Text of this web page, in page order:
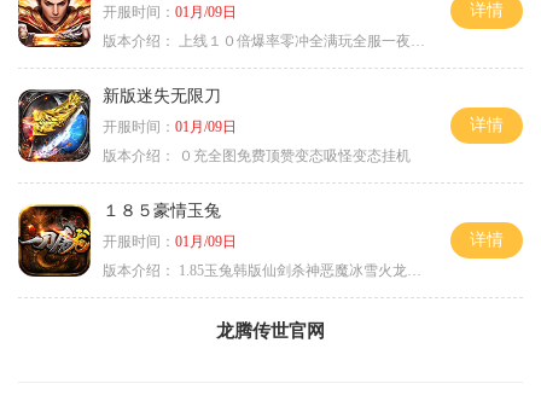
开服时间： 01月/09日
版本介绍：
上线１０倍爆率零冲全满玩全服一夜终极
详情
新版迷失无限刀
开服时间： 01月/09日
版本介绍：
０充全图免费顶赞变态吸怪变态挂机
详情
１８５豪情玉兔
开服时间： 01月/09日
版本介绍：
1.85玉兔韩版仙剑杀神恶魔冰雪火龙神器专属
详情
龙腾传世官网